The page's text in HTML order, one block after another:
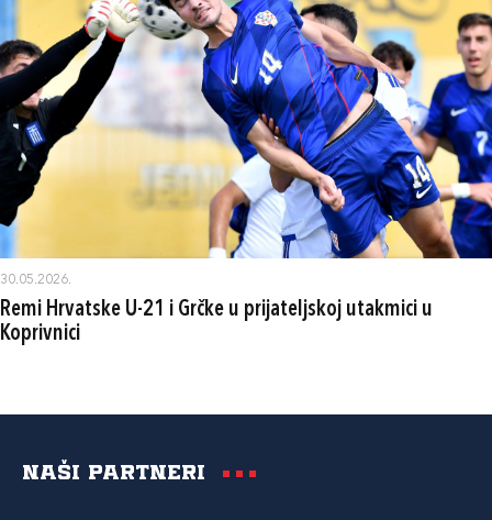
30.05.2026.
Remi Hrvatske U-21 i Grčke u prijateljskoj utakmici u
Koprivnici
Naši partneri